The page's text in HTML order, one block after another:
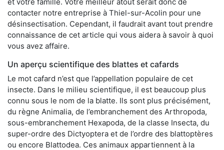
contacter notre entreprise à Thiel-sur-Acolin pour une
désinsectisation. Cependant, il faudrait avant tout prendre
connaissance de cet article qui vous aidera à savoir à quoi
vous avez affaire.
Un aperçu scientifique des blattes et cafards
Le mot cafard n’est que l’appellation populaire de cet
insecte. Dans le milieu scientifique, il est beaucoup plus
connu sous le nom de la blatte. Ils sont plus précisément,
du règne Animalia, de l’embranchement des Arthropoda,
sous-embranchement Hexapoda, de la classe Insecta, du
super-ordre des Dictyoptera et de l’ordre des blattoptères
ou encore Blattodea. Ces animaux appartiennent à la